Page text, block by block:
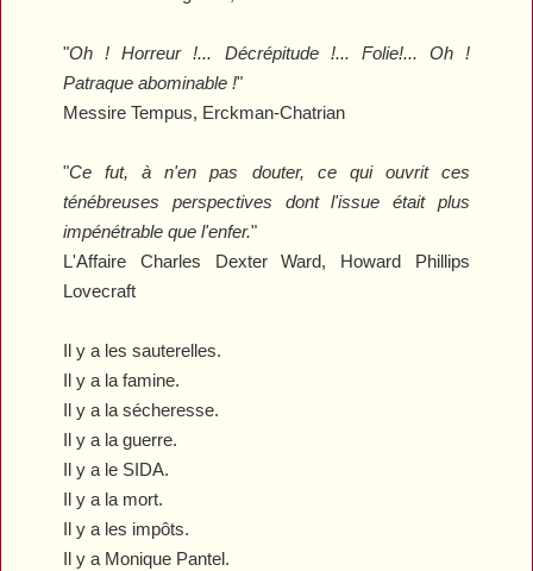
"Oh ! Horreur !... Décrépitude !... Folie!... Oh !
Patraque abominable !"
Messire Tempus, Erckman-Chatrian
"Ce fut, à n'en pas douter, ce qui ouvrit ces
ténébreuses perspectives dont l'issue était plus
impénétrable que l'enfer."
L'Affaire Charles Dexter Ward, Howard Phillips
Lovecraft
Il y a les sauterelles.
Il y a la famine.
Il y a la sécheresse.
Il y a la guerre.
Il y a le SIDA.
Il y a la mort.
Il y a les impôts.
Il y a Monique Pantel.